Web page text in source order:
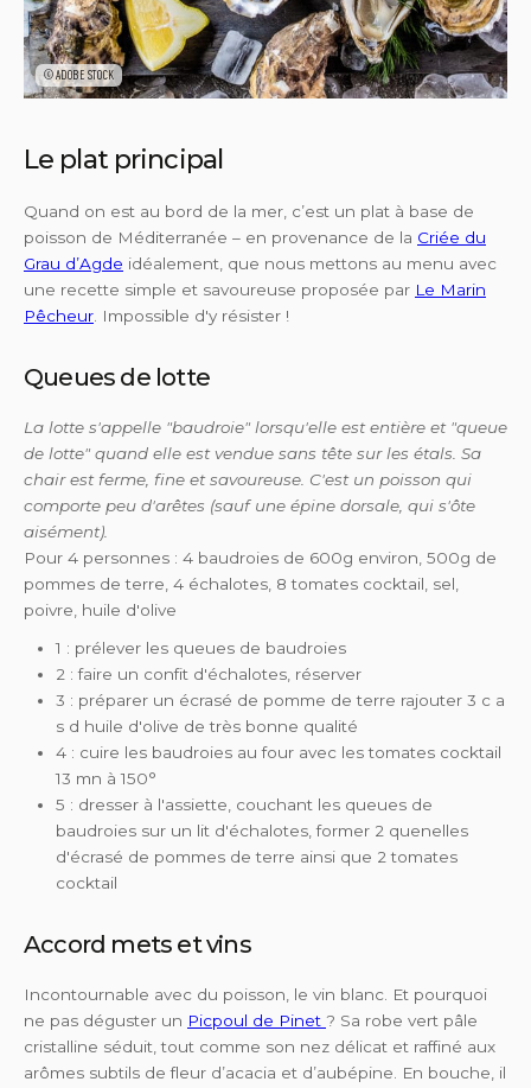
©ADOBE STOCK
Le plat principal
Quand on est au bord de la mer, c’est un plat à base de
poisson de Méditerranée – en provenance de la Criée du
Grau d’Agde idéalement, que nous mettons au menu avec
une recette simple et savoureuse proposée par Le Marin
Pêcheur . Impossible d'y résister !
Queues de lotte
La lotte s'appelle "baudroie" lorsqu'elle est entière et "queue
de lotte" quand elle est vendue sans tête sur les étals. Sa
chair est ferme, fine et savoureuse. C'est un poisson qui
comporte peu d'arêtes (sauf une épine dorsale, qui s'ôte
aisément).
Pour 4 personnes : 4 baudroies de 600g environ, 500g de
pommes de terre, 4 échalotes, 8 tomates cocktail, sel,
poivre, huile d'olive
1 : prélever les queues de baudroies
2 : faire un confit d'échalotes, réserver
3 : préparer un écrasé de pomme de terre rajouter 3 c a
s d huile d'olive de très bonne qualité
4 : cuire les baudroies au four avec les tomates cocktail
13 mn à 150°
5 : dresser à l'assiette, couchant les queues de
baudroies sur un lit d'échalotes, former 2 quenelles
d'écrasé de pommes de terre ainsi que 2 tomates
cocktail
Accord mets et vins
Incontournable avec du poisson, le vin blanc. Et pourquoi
ne pas déguster un Picpoul de Pinet ? Sa robe vert pâle
cristalline séduit, tout comme son nez délicat et raffiné aux
arômes subtils de fleur d’acacia et d’aubépine. En bouche, il